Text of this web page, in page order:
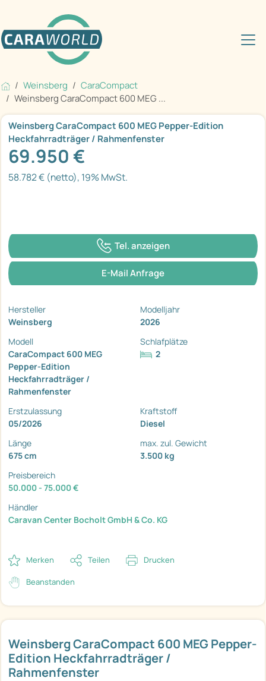
Weinsberg
CaraCompact
Weinsberg CaraCompact 600 MEG ...
Weinsberg CaraCompact 600 MEG Pepper-
Edition Heckfahrradträger /
Rahmenfenster
Weinsberg CaraCompact 600 MEG Pepper-Edition
Heckfahrradträger / Rahmenfenster
69.950 €
58.782 € (netto), 19% MwSt.
Tel. anzeigen
E-Mail Anfrage
Hersteller
Weinsberg
Modelljahr
2026
Modell
CaraCompact 600 MEG
Pepper-Edition
Heckfahrradträger /
Rahmenfenster
Schlafplätze
2
Erstzulassung
05/2026
Kraftstoff
Diesel
Länge
675 cm
max. zul. Gewicht
3.500 kg
Preisbereich
50.000 - 75.000 €
Händler
Caravan Center Bocholt GmbH & Co. KG
Merken Teilen Drucken
Beanstanden